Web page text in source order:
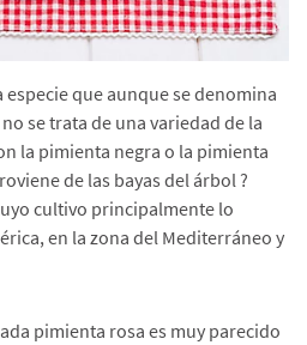
especie que aunque se denomina
se trata de una variedad de la
la pimienta negra o la pimienta
de las bayas del árbol ?
cultivo principalmente lo
en la zona del Mediterráneo y
pimienta rosa es muy parecido